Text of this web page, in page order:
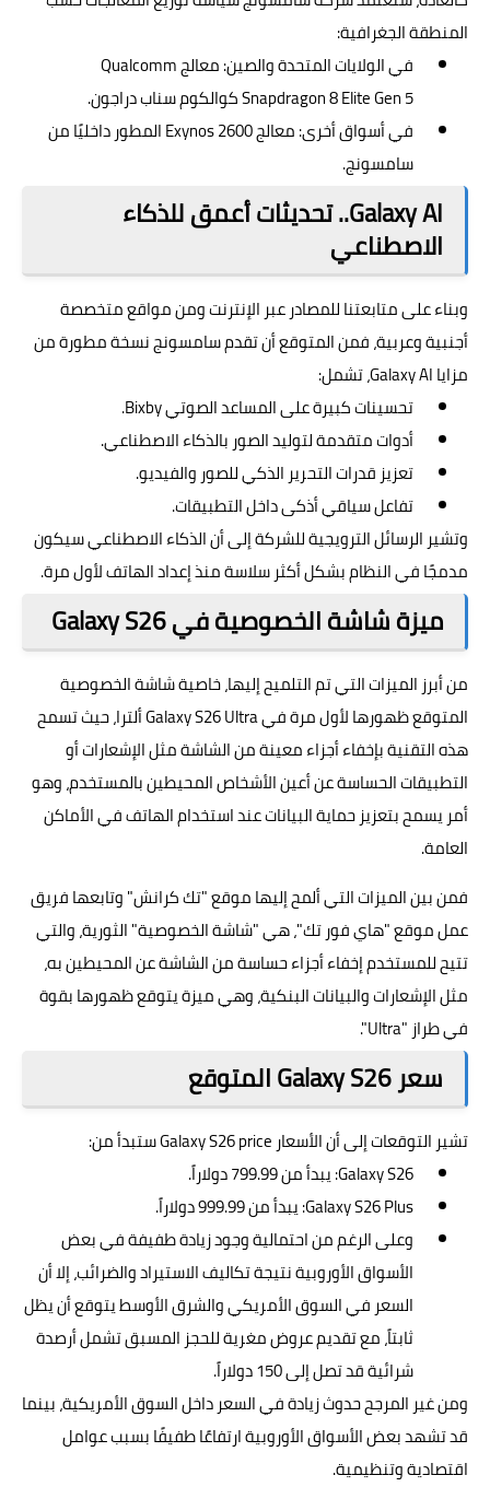
المنطقة الجغرافية:
في الولايات المتحدة والصين: معالج Qualcomm
Snapdragon 8 Elite Gen 5 كوالكوم سناب دراجون.
في أسواق أخرى: معالج Exynos 2600 المطور داخليًا من
سامسونج.
Galaxy AI.. تحديثات أعمق للذكاء
الاصطناعي
وبناء على متابعتنا للمصادر عبر الإنترنت ومن مواقع متخصصة
أجنبية وعربية، فمن المتوقع أن تقدم سامسونج نسخة مطورة من
مزايا Galaxy AI، تشمل:
تحسينات كبيرة على المساعد الصوتي Bixby.
أدوات متقدمة لتوليد الصور بالذكاء الاصطناعي.
تعزيز قدرات التحرير الذكي للصور والفيديو.
تفاعل سياقي أذكى داخل التطبيقات.
وتشير الرسائل الترويجية للشركة إلى أن الذكاء الاصطناعي سيكون
مدمجًا في النظام بشكل أكثر سلاسة منذ إعداد الهاتف لأول مرة.
ميزة شاشة الخصوصية في Galaxy S26
من أبرز الميزات التي تم التلميح إليها، خاصية شاشة الخصوصية
المتوقع ظهورها لأول مرة في Galaxy S26 Ultra ألترا، حيث تسمح
هذه التقنية بإخفاء أجزاء معينة من الشاشة مثل الإشعارات أو
التطبيقات الحساسة عن أعين الأشخاص المحيطين بالمستخدم، وهو
أمر يسمح بتعزيز حماية البيانات عند استخدام الهاتف في الأماكن
العامة.
فمن بين الميزات التي ألمح إليها موقع "تك كرانش" وتابعها فريق
عمل موقع "هاي فور تك"، هي "شاشة الخصوصية" الثورية، والتي
تتيح للمستخدم إخفاء أجزاء حساسة من الشاشة عن المحيطين به،
مثل الإشعارات والبيانات البنكية، وهي ميزة يتوقع ظهورها بقوة
في طراز "Ultra".
سعر Galaxy S26 المتوقع
تشير التوقعات إلى أن الأسعار Galaxy S26 price ستبدأ من:
Galaxy S26: يبدأ من 799.99 دولاراً.
Galaxy S26 Plus: يبدأ من 999.99 دولاراً.
وعلى الرغم من احتمالية وجود زيادة طفيفة في بعض
الأسواق الأوروبية نتيجة تكاليف الاستيراد والضرائب، إلا أن
السعر في السوق الأمريكي والشرق الأوسط يتوقع أن يظل
ثابتاً، مع تقديم عروض مغرية للحجز المسبق تشمل أرصدة
شرائية قد تصل إلى 150 دولاراً.
ومن غير المرجح حدوث زيادة في السعر داخل السوق الأمريكية، بينما
قد تشهد بعض الأسواق الأوروبية ارتفاعًا طفيفًا بسبب عوامل
اقتصادية وتنظيمية.